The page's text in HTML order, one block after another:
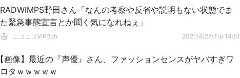
RADWIMPS野田さん「なんの考察や反省や説明もない状態でま
た緊急事態宣言とか聞く気になれねぇ」
ニコニコVIP2ch 2021/4/27(Tu) 14:51
【画像】最近の『声優』さん、ファッションセンスがヤバすぎワ
ロタｗｗｗｗｗ